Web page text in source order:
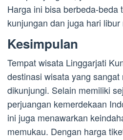
Harga ini bisa berbeda-beda
kunjungan dan juga hari libur
Kesimpulan
Tempat wisata Linggarjati
destinasi wisata yang
dikunjungi. Selain memiliki
perjuangan kemerdekaan
ini juga menawarkan
memukau. Dengan harga